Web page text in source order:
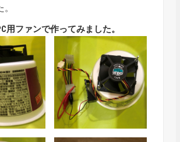
用ファンで作ってみました。